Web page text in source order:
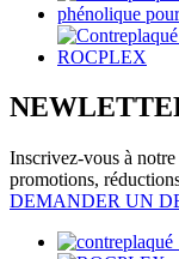
Inscrivez-vous à
promotions,
DEMANDER UN